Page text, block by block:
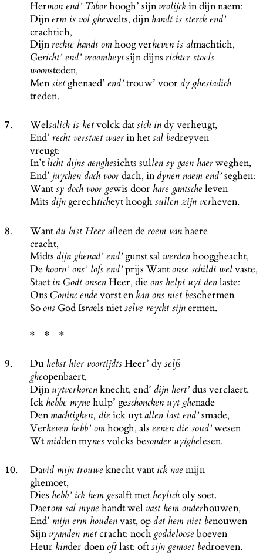
Hermon end’ Tabor hoogh’ sijnvrolijck in dijn naem:
Dijnerm is vol ghewelts, dijn handt is sterck end’
crachtich,
Dijnrechte handt om hoog verheven is almachtich,
Gericht’ end’ vroomheyt sijn dijnsrichter stoels
woonsteden,
Mensiet ghenaed’end’ trouw’ voor dy ghestadich
treden.
7. Welsalich is het volck datsick in dy verheugt,
End’recht verstaet waer in hetsal bedreyven
vreugt:
In’t licht dijns aenghesichts sullen sy gaen haer weghen,
End’ juychen dach voor dach, in dynen naem end’ seghen:
Wantsy doch voor gewis door hare gantsche leven
Mits dijn gerechticheyt hooghsullen zijn verheven.
8. Want du bist Heer alleen deroem van haere
cracht,
Midts dijn ghenad’ end’ gunst salwerden hooggheacht,
De hoorn’ ons’ lofs end’ prijs Wantonse schildt wel vaste,
Staet in Godt onsen Heer, dieons helpt uyt den laste:
OnsConinc ende vorst en kan ons niet beschermen
Soons God Israels nietselve reyckt sijn ermen.
9. Du hebst hier voortijdts Heer’ dyselfs
gheopenbaert,
Dijn uytverkoren knecht, end’ dijn hert’ dus verclaert.
Ick hebbe myne hulp’ geschoncken uyt ghenade
Den machtighen, die ick uytallen last end’ smade,
Verheven hebb’ om hoogh, alseenen die soud’ wesen
Wt midden mynes volcks besonder uytghelesen.
10. David mijn trouwe knecht vant ick nae mijn
ghemoet,
Dies hebb’ ick hem gesalft met heylich oly soet.
Daerom sal myne handt welvast hem onderhouwen,
End’ mijn erm houden vast, op dat hem niet benouwen
Sijnvyanden met cracht: noch goddeloose boeven
Heur hinder doenoft last: oftsijn gemoet bedroeven.